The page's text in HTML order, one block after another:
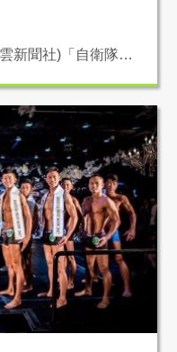
新聞社)「自衛隊…